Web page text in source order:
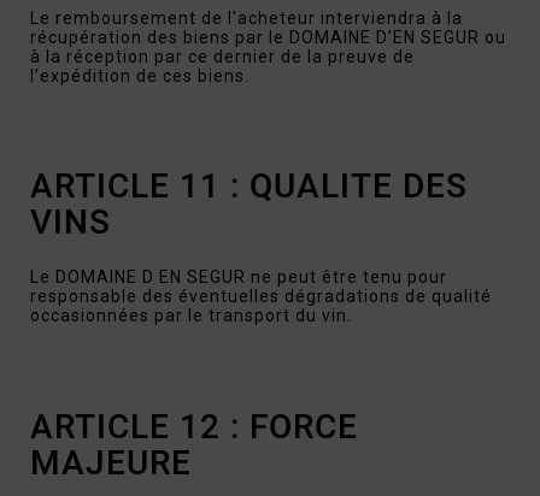
Le remboursement de l'acheteur interviendra à la
récupération des biens par le DOMAINE D’EN SEGUR ou
à la réception par ce dernier de la preuve de
l’expédition de ces biens.
ARTICLE 11 : QUALITE DES
VINS
Le DOMAINE D EN SEGUR ne peut être tenu pour
responsable des éventuelles dégradations de qualité
occasionnées par le transport du vin.
ARTICLE 12 : FORCE
MAJEURE